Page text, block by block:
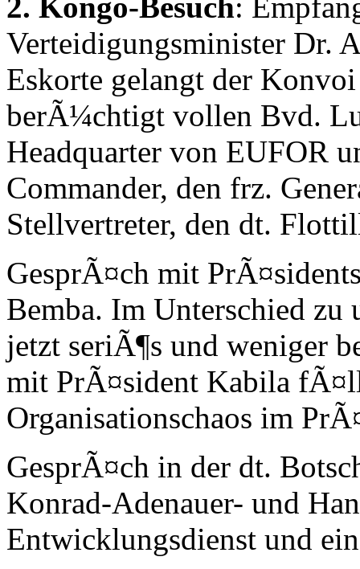
Verteidigungsminister Dr.
Eskorte gelangt der
berÃ¼chtigt vollen Bvd.
Headquarter von EUFOR
Commander, den frz.
Stellvertreter, den dt.
GesprÃ¤ch mit
Bemba. Im Unterschied
jetzt seriÃ¶s und weniger
mit PrÃ¤sident Kabila
Organisationschaos im
GesprÃ¤ch in der dt.
Konrad-Adenauer- und
Entwicklungsdienst und